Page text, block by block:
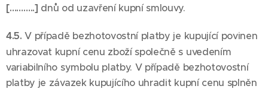
[………..] dnů od uzavření kupní smlouvy.
4.5.V případě bezhotovostní platby je kupující povinen
uhrazovat kupní cenu zboží společně s uvedením
variabilního symbolu platby. V případě bezhotovostní
platby je závazek kupujícího uhradit kupní cenu splněn